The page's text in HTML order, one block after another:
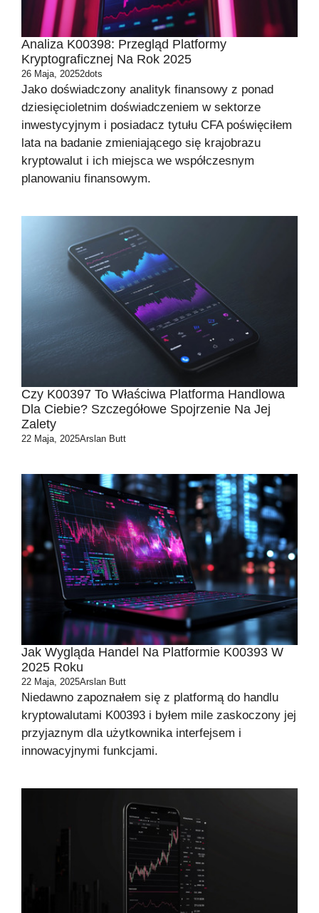
Analiza K00398: Przegląd Platformy
Kryptograficznej Na Rok 2025
26 Maja, 20252dots
Jako doświadczony analityk finansowy z ponad
dziesięcioletnim doświadczeniem w sektorze
inwestycyjnym i posiadacz tytułu CFA poświęciłem
lata na badanie zmieniającego się krajobrazu
kryptowalut i ich miejsca we współczesnym
planowaniu finansowym.
Czy K00397 To Właściwa Platforma Handlowa
Dla Ciebie? Szczegółowe Spojrzenie Na Jej
Zalety
22 Maja, 2025Arslan Butt
Jak Wygląda Handel Na Platformie K00393 W
2025 Roku
22 Maja, 2025Arslan Butt
Niedawno zapoznałem się z platformą do handlu
kryptowalutami K00393 i byłem mile zaskoczony jej
przyjaznym dla użytkownika interfejsem i
innowacyjnymi funkcjami.